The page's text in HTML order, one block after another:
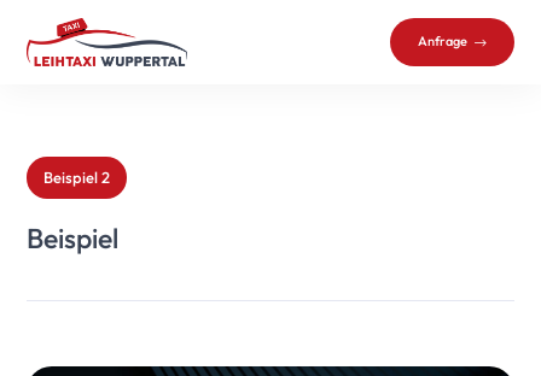
Anfrage
Beispiel 2
Beispiel